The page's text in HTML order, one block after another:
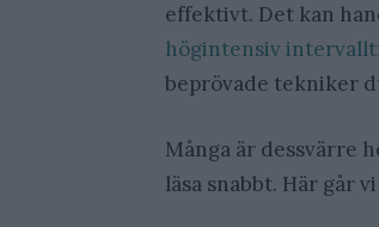
effektivt. Det kan
högintensiv
beprövade tekniker
Många är dessvärre
läsa snabbt. Här går